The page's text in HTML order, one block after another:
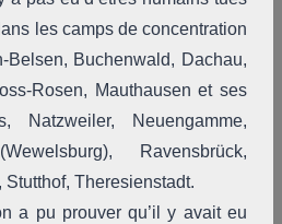
les camps de concentration
Belsen, Buchenwald, Dachau,
Rosen, Mauthausen et ses
Natzweiler, Neuengamme,
Ravensbrück,
Theresienstadt.
a pu prouver qu’il y avait eu